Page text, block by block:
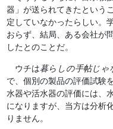
器」が送られてきたという
定していなかったらしい。
おらず、結局、ある会社が
したとのことだ。
ウチは暮らしの手帖じゃ
で、個別の製品の評価試験
水器や活水器の評価には、
になりますが、当方は分析
りません。